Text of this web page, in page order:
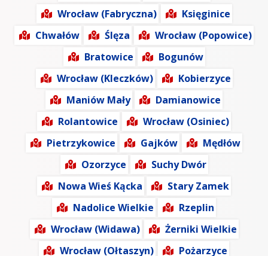
Wrocław (Fabryczna)
Księginice
Chwałów
Ślęza
Wrocław (Popowice)
Bratowice
Bogunów
Wrocław (Kleczków)
Kobierzyce
Maniów Mały
Damianowice
Rolantowice
Wrocław (Osiniec)
Pietrzykowice
Gajków
Mędłów
Ozorzyce
Suchy Dwór
Nowa Wieś Kącka
Stary Zamek
Nadolice Wielkie
Rzeplin
Wrocław (Widawa)
Żerniki Wielkie
Wrocław (Ołtaszyn)
Pożarzyce